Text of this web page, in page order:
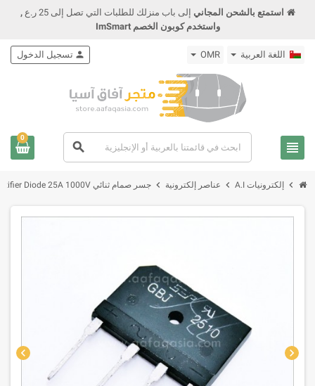
استمتع بالشحن المجاني إلى باب منزلك للطلبات التي تصل إلى 25 ر.ع
,
واستخدم كوبون الخصم ImSmart
اللغة العربية OMR
view_headline
search
person تسجيل الدخول
0
chevron_right إلكترونيات A.I chevron_right عناصر إلكترونية chevron_right جسر صمام ثنائي GBJ2510 Bridge Rectifier Diode 25A 1000V
chevron_left chevron_right